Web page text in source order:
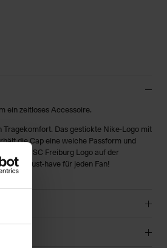
ein zeitloses Accessoire.
Das gestickte Nike-Logo mit
die Cap eine weiche Passform und
Das SC Freiburg Logo auf der
Ein Must-have für jeden Fan!